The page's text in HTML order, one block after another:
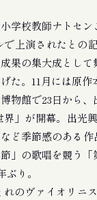
学校教師ナトセ
上演されたとの
果の集大成とし
た。11月には原作
物館で23日から
」が開幕。出光
ど季節感のある
」の歌唱を競う
り。
のヴァイオリニ